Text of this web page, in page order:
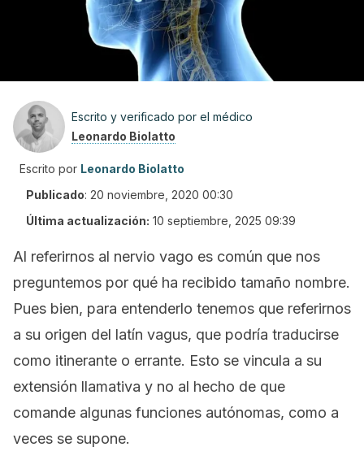
Escrito y verificado por el médico
Leonardo Biolatto
Escrito por Leonardo Biolatto
Publicado: 20 noviembre, 2020 00:30
Última actualización: 10 septiembre, 2025 09:39
Al referirnos al nervio vago es común que nos
preguntemos por qué ha recibido tamaño nombre.
Pues bien, para entenderlo tenemos que referirnos
a su origen del latín vagus, que podría traducirse
como itinerante o errante. Esto se vincula a su
extensión llamativa y no al hecho de que
comande algunas funciones autónomas, como a
veces se supone.